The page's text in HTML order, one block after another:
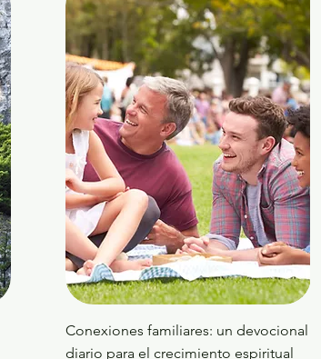
Conexiones familiares: un devocional
diario para el crecimiento espiritual